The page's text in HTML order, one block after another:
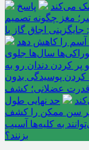
می‌کند
پاسخ
مغز چگونه تصمیم
اجاق گاز با
آسم را کاهش دهد
سال‌ها جلوی
و پر کردن دندان رو به
پوسیدگی بدون
عضلانی؛ کشف
حد نهایی طول
سن ممکن را کشف
به کلیه‌ها آسیب
بزنند؟